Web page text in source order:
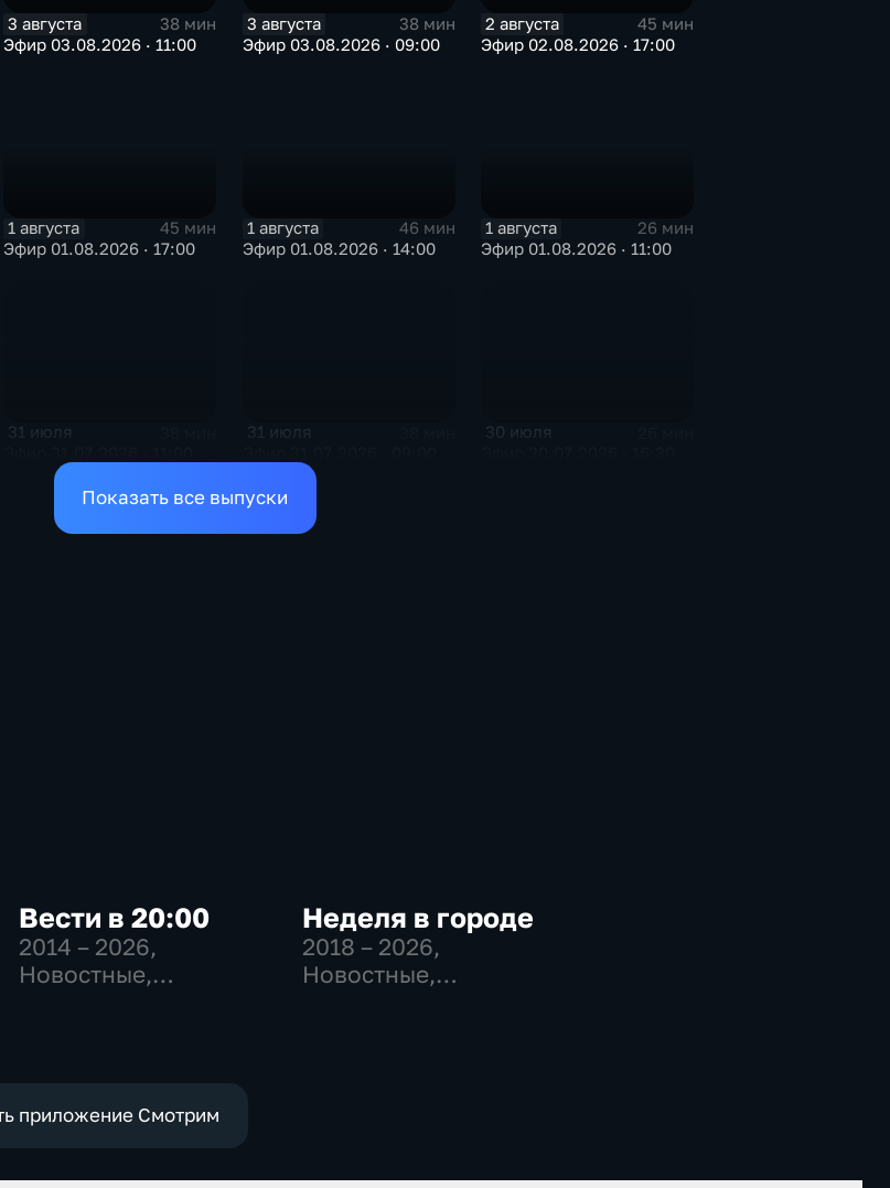
3 августа
38 мин
Эфир 03.08.2026 · 11:00
3 августа
38 мин
Эфир 03.08.2026 · 09:00
2 августа
45 мин
Эфир 02.08.2026 · 17:00
1 августа
45 мин
Эфир 01.08.2026 · 17:00
1 августа
46 мин
Эфир 01.08.2026 · 14:00
1 августа
26 мин
Эфир 01.08.2026 · 11:00
31 июля 31 июля 30 июля
Показать все выпуски
Вести в 20:00
2014 – 2026,
Новостные,
Неделя в городе
2018 – 2026,
Новостные,
приложение Смотрим